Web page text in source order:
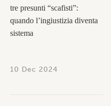
tre presunti “scafisti”:
quando l’ingiustizia diventa
sistema
10 Dec 2024